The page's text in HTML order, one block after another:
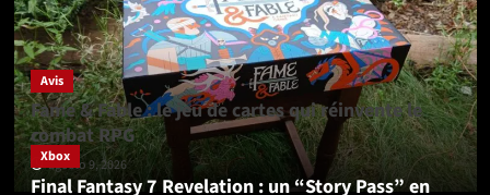
Avis
Fame & Fable : le jeu de cartes qui réinvente le
combat RPG
agosto 9, 2026
Xbox
Final Fantasy 7 Revelation : un “Story Pass” en